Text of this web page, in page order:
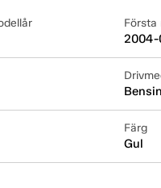
Första
2004-
Bensin
Färg
Gul